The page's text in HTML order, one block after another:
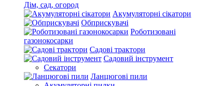
Дім, сад, огород
Акумуляторні сікатори
Обприскувачі
Роботизовані
газонокосарки
Садові трактори
Садовий інструмент
Секатори
Ланцюгові пили